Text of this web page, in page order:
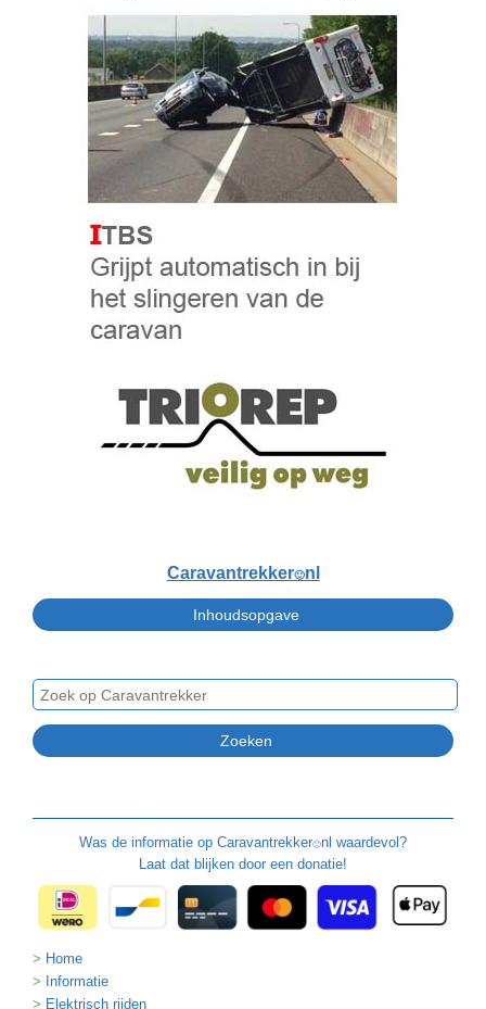
Caravantrekker🙂nl
Was de informatie op Caravantrekker🙂nl waardevol?
Laat dat blijken door een donatie!
Home
Informatie
Elektrisch rijden